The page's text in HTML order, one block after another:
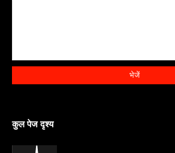
कुल पेज दृश्य